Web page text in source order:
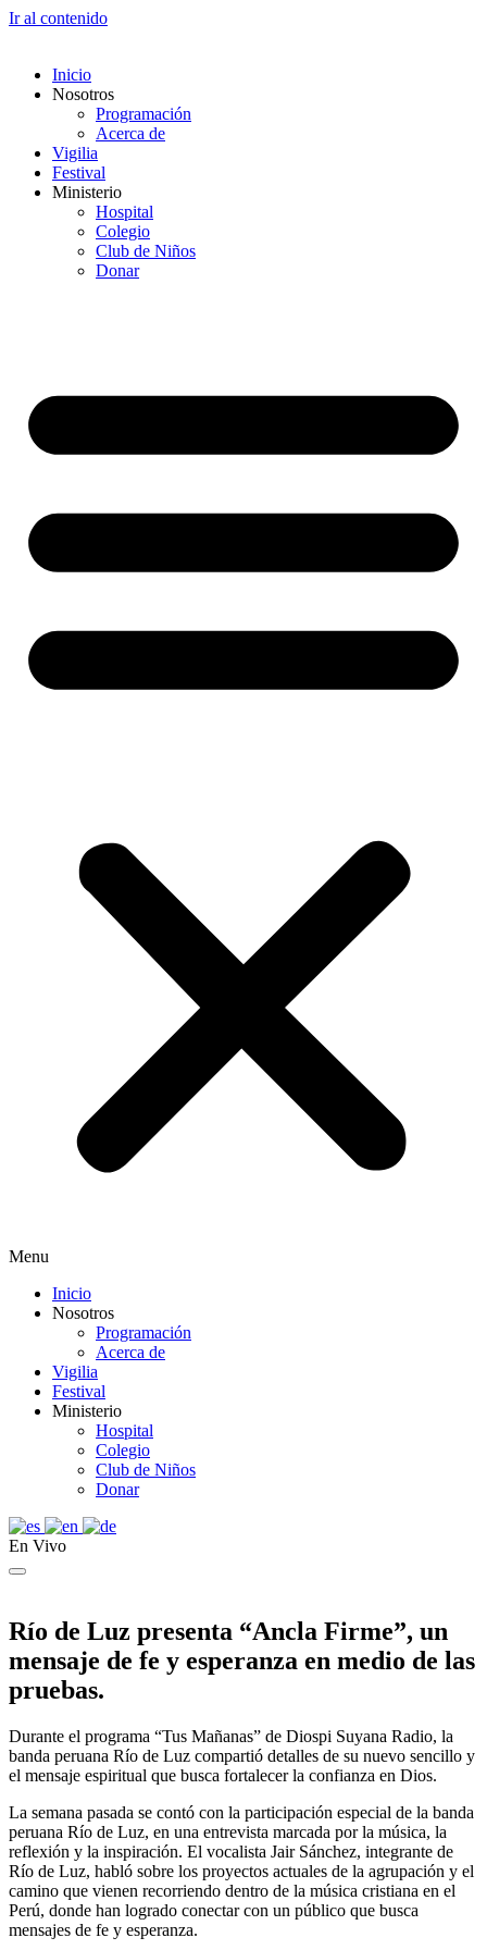
Ir al contenido
Inicio
Nosotros
Programación
Acerca de
Vigilia
Festival
Ministerio
Hospital
Colegio
Club de Niños
Donar
Menu
Inicio
Nosotros
Programación
Acerca de
Vigilia
Festival
Ministerio
Hospital
Colegio
Club de Niños
Donar
En Vivo
Río de Luz presenta “Ancla Firme”, un
mensaje de fe y esperanza en medio de las
pruebas.
Durante el programa “Tus Mañanas” de Diospi Suyana Radio, la
banda peruana Río de Luz compartió detalles de su nuevo sencillo y
el mensaje espiritual que busca fortalecer la confianza en Dios.
La semana pasada se contó con la participación especial de la banda
peruana Río de Luz, en una entrevista marcada por la música, la
reflexión y la inspiración. El vocalista Jair Sánchez, integrante de
Río de Luz, habló sobre los proyectos actuales de la agrupación y el
camino que vienen recorriendo dentro de la música cristiana en el
Perú, donde han logrado conectar con un público que busca
mensajes de fe y esperanza.